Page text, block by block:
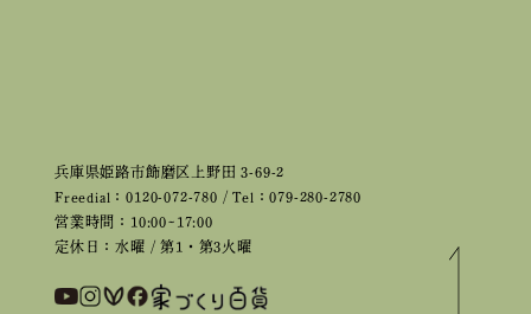
兵庫県姫路市飾磨区上野田 3-69-2
Freedial：0120-072-780 / Tel：079-280-2780
営業時間：10:00~17:00
定休日：水曜 / 第1・第3火曜